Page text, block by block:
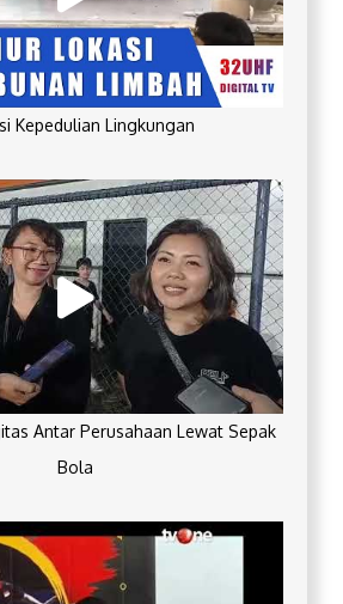
Kepedulian Lingkungan
Antar Perusahaan Lewat Sepak
Bola